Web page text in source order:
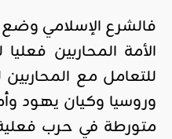
فالشرع الإسلامي وضع
الأمة المحاربين
للتعامل مع
وروسيا وكيان يهود
متورطة في حرب فعلية